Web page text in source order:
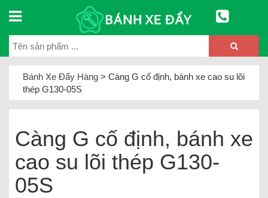
Bánh Xe Đẩy Hàng > Càng G cố định, bánh xe cao su lõi
thép G130-05S
Càng G cố định, bánh xe
cao su lõi thép G130-
05S